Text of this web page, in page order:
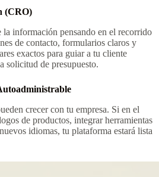
(CRO)
la información pensando en el recorrido
de contacto, formularios claros y
exactos para guiar a tu cliente
solicitud de presupuesto.
crecer con tu empresa. Si en el
de productos, integrar herramientas
idiomas, tu plataforma estará lista